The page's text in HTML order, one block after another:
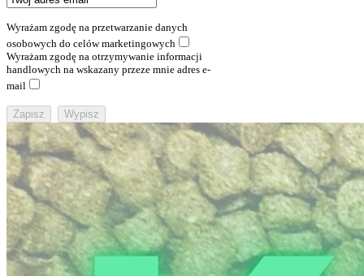
Wyrażam zgodę na przetwarzanie danych
osobowych do celów marketingowych
Wyrażam zgodę na otrzymywanie informacji
handlowych na wskazany przeze mnie adres e-
mail